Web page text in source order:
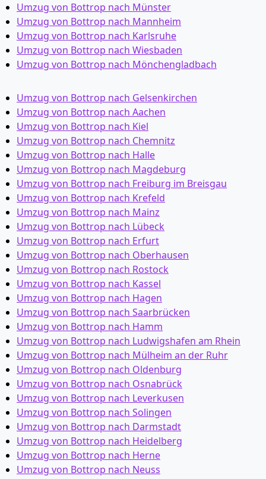
Umzug von Bottrop nach Münster
Umzug von Bottrop nach Mannheim
Umzug von Bottrop nach Karlsruhe
Umzug von Bottrop nach Wiesbaden
Umzug von Bottrop nach Mönchen­gladbach
Umzug von Bottrop nach Gelsenkirchen
Umzug von Bottrop nach Aachen
Umzug von Bottrop nach Kiel
Umzug von Bottrop nach Chemnitz
Umzug von Bottrop nach Halle
Umzug von Bottrop nach Magdeburg
Umzug von Bottrop nach Freiburg im Breisgau
Umzug von Bottrop nach Krefeld
Umzug von Bottrop nach Mainz
Umzug von Bottrop nach Lübeck
Umzug von Bottrop nach Erfurt
Umzug von Bottrop nach Oberhausen
Umzug von Bottrop nach Rostock
Umzug von Bottrop nach Kassel
Umzug von Bottrop nach Hagen
Umzug von Bottrop nach Saarbrücken
Umzug von Bottrop nach Hamm
Umzug von Bottrop nach Ludwigshafen am Rhein
Umzug von Bottrop nach Mülheim an der Ruhr
Umzug von Bottrop nach Oldenburg
Umzug von Bottrop nach Osnabrück
Umzug von Bottrop nach Leverkusen
Umzug von Bottrop nach Solingen
Umzug von Bottrop nach Darmstadt
Umzug von Bottrop nach Heidelberg
Umzug von Bottrop nach Herne
Umzug von Bottrop nach Neuss